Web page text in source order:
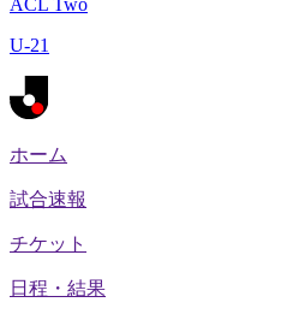
ACL Two
U-21
ホーム
試合速報
チケット
日程・結果